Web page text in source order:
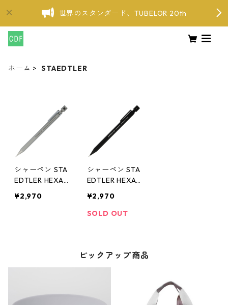
世界のスタンダード、TUBELOR 20th
ホーム STAEDTLER
シャーペン STA
EDTLER HEXA
NICAL PENCIL
ー
¥2,970
シャーペン STA
EDTLER HEXA
NICAL PENCIL
0.5 ステッドラ
クリーンブラッ
ク
¥2,970
SOLD OUT
ピックアップ商品